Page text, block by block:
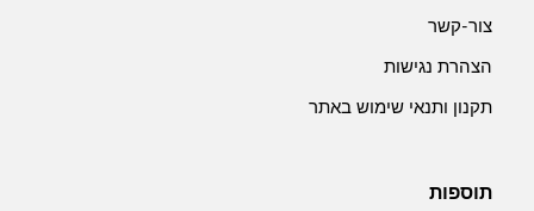
צור-קשר
הצהרת נגישות
תקנון ותנאי שימוש באתר
תוספות